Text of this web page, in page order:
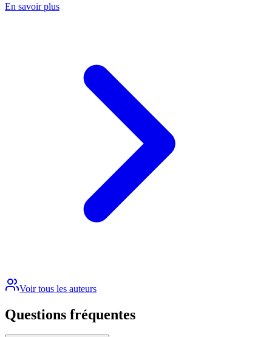
En savoir plus
Voir tous les auteurs
Questions fréquentes